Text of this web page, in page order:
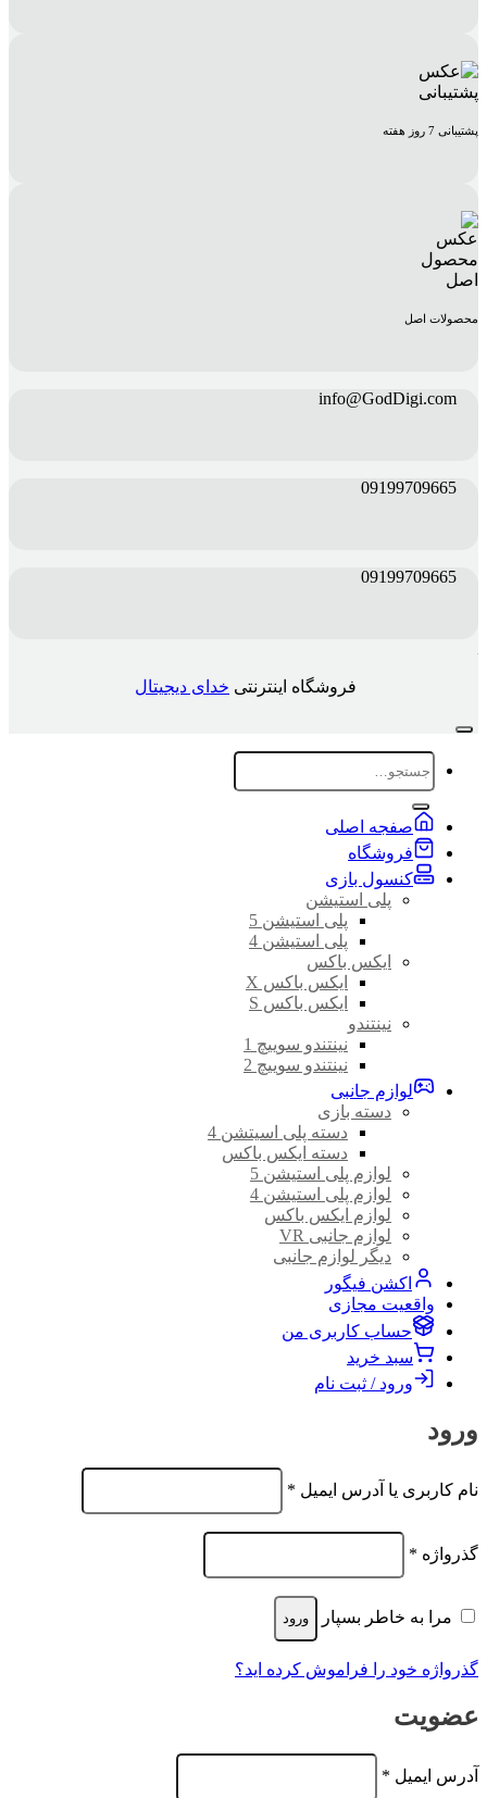
پشتیبانی 7 روز هفته
محصولات اصل
info@GodDigi.com
09199709665
09199709665
فروشگاه اینترنتی خدای دیجیتال
جستجو
برای:
صفجه اصلی
فروشگاه
کنسول بازی
پلی استیشن
پلی استیشن 5
پلی استیشن 4
ایکس باکس
ایکس باکس X
ایکس باکس S
نینتندو
نینتندو سوییچ 1
نینتندو سوییچ 2
لوازم جانبی
دسته بازی
دسته پلی اسیتشن 4
دسته ایکس باکس
لوازم پلی استیشن 5
لوازم پلی استیشن 4
لوازم ایکس باکس
لوازم جانبی VR
دیگر لوازم جانبی
اکشن فیگور
واقعیت مجازی
حساب کاربری من
سبد خرید
ورود / ثبت نام
ورود
نام کاربری یا آدرس ایمیل *
الزامی
گذرواژه *
الزامی
مرا به خاطر بسپار ورود
گذرواژه خود را فراموش کرده اید؟
عضویت
آدرس ایمیل *
الزامی